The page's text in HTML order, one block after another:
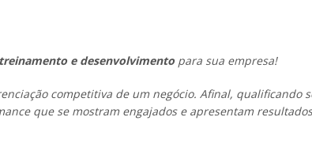
e desenvolvimento para sua empresa!
competitiva de um negócio. Afinal, qualificando
que se mostram engajados e apresentam resultados